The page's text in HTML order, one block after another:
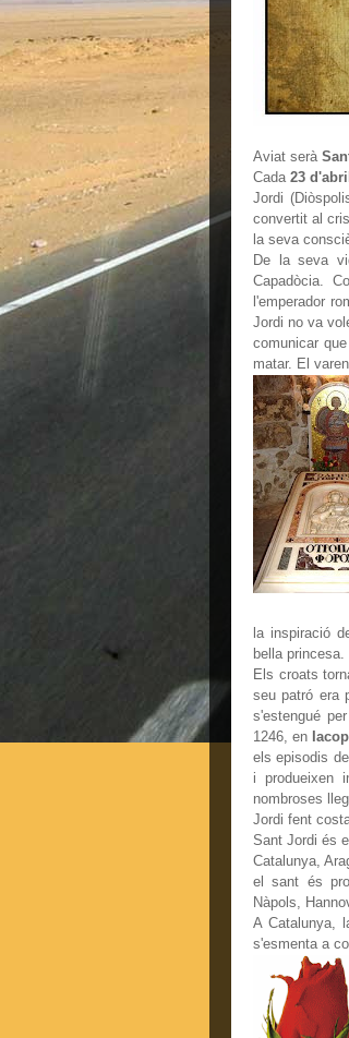
Aviat serà
Cada 23 d'abril
Jordi
convertit al
la seva
De la seva
Capadòcia.
l'emperador
Jordi no va
comunicar
matar. El
la inspiració
bella princesa.
Els croats
seu patró era
s'estengué
1246, en
els episodis
i produeixen
nombroses
Jordi fent
Sant Jordi és el
Catalunya,
el sant és
Nàpols,
A Catalunya,
s'esmenta a